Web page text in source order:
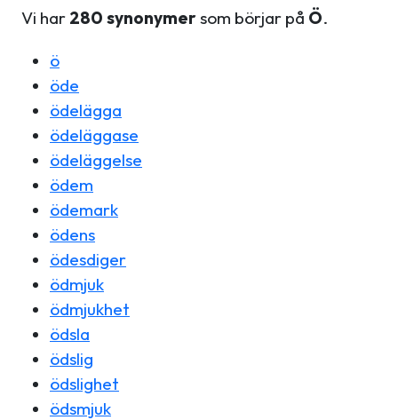
Vi har 280 synonymersom börjar på Ö.
ö
öde
ödelägga
ödeläggase
ödeläggelse
ödem
ödemark
ödens
ödesdiger
ödmjuk
ödmjukhet
ödsla
ödslig
ödslighet
ödsmjuk